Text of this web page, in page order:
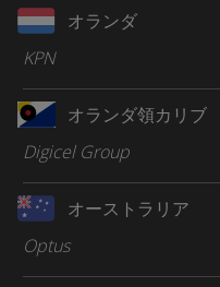
オランダ
KPN
オランダ領カリブ
Digicel Group
オーストラリア
Optus